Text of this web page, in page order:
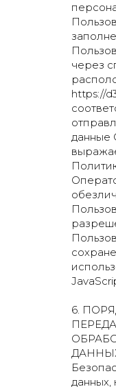
через
https://
данные
6.
данных,